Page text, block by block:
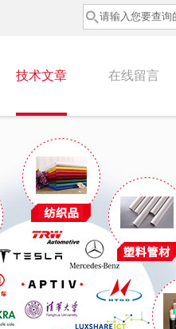
技术文章 在线留言